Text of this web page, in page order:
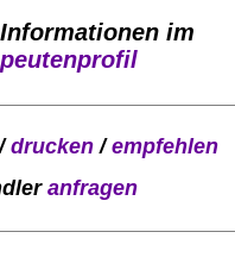
im
drucken/empfehlen
anfragen